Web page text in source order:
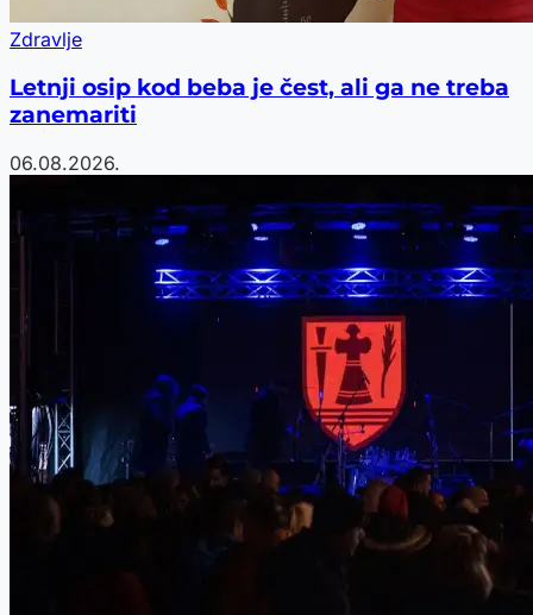
Zdravlje
Letnji osip kod beba je čest, ali ga ne treba
zanemariti
06.08.2026.